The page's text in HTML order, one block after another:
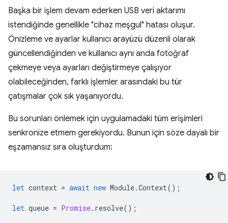
Başka bir işlem devam ederken USB veri aktarımı
istendiğinde genellikle "cihaz meşgul" hatası oluşur.
Önizleme ve ayarlar kullanıcı arayüzü düzenli olarak
güncellendiğinden ve kullanıcı aynı anda fotoğraf
çekmeye veya ayarları değiştirmeye çalışıyor
olabileceğinden, farklı işlemler arasındaki bu tür
çatışmalar çok sık yaşanıyordu.
Bu sorunları önlemek için uygulamadaki tüm erişimleri
senkronize etmem gerekiyordu. Bunun için söze dayalı bir
eşzamansız sıra oluşturdum:
let context = await new Module.Context();
let queue = Promise. resolve();